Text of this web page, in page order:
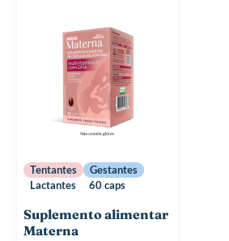
Tentantes
Gestantes
Lactantes
60 caps
Suplemento alimentar
Materna